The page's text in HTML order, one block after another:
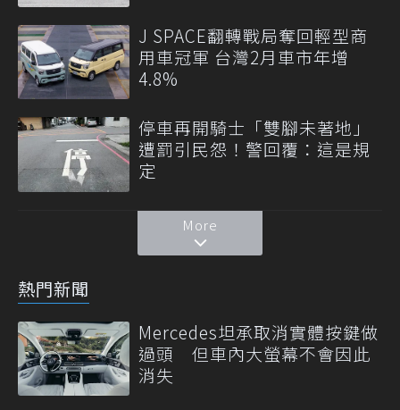
J SPACE翻轉戰局奪回輕型商
用車冠軍 台灣2月車市年增
4.8%
停車再開騎士「雙腳未著地」
遭罰引民怨！警回覆：這是規
定
More
熱門新聞
Mercedes坦承取消實體按鍵做
過頭 但車內大螢幕不會因此
消失